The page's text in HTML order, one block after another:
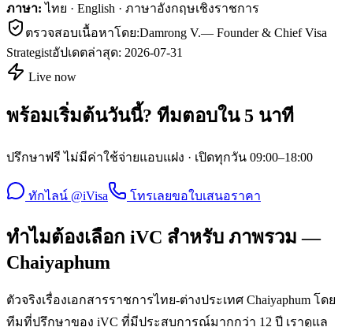
ภาษา: ไทย · English · ภาษาอังกฤษเชิงราชการ
ตรวจสอบเนื้อหาโดย:Damrong V.— Founder & Chief Visa
Strategistอัปเดตล่าสุด: 2026-07-31
Live now
พร้อมเริ่มต้นวันนี้? ทีมตอบใน 5 นาที
ปรึกษาฟรี ไม่มีค่าใช้จ่ายแอบแฝง · เปิดทุกวัน 09:00–18:00
ทักไลน์ @iVisa โทรเลยขอใบเสนอราคา
ทำไมต้องเลือก iVC สำหรับ ภาพรวม —
Chaiyaphum
ตัวจริงเรื่องเอกสารราชการไทย-ต่างประเทศ Chaiyaphum โดย
ทีมที่ปรึกษาของ iVC ที่มีประสบการณ์มากกว่า 12 ปี เราดูแล